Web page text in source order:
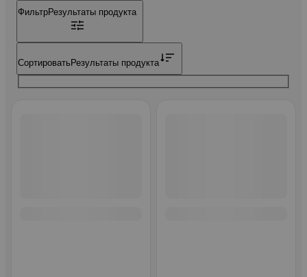
ФильтрРезультаты продукта
Сортировать Результаты продукта